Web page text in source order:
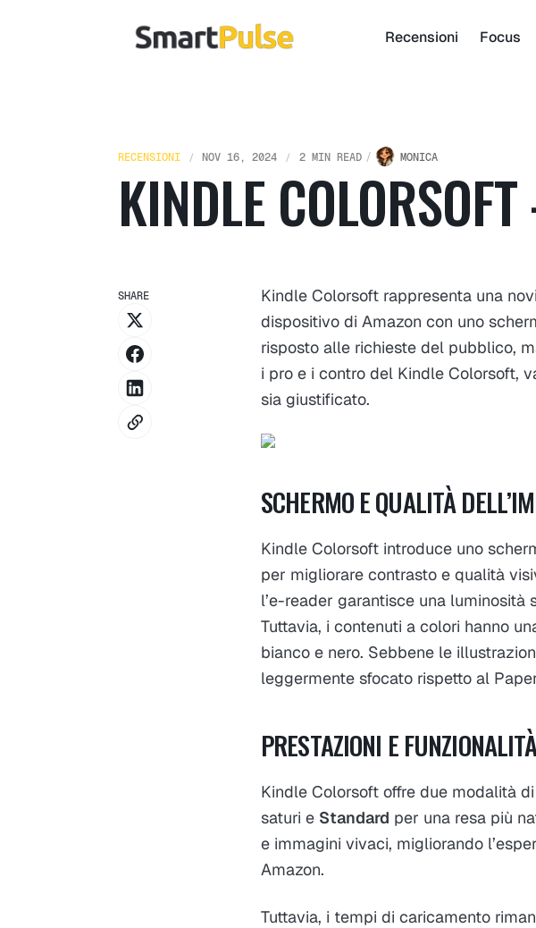
Recensioni Focus
RECENSIONI NOV 16, 2024 2 MIN READ MONICA
KINDLE
Kindle Colorsoft rappresenta una
dispositivo di Amazon con uno
risposto alle richieste del pubblico,
i pro e i contro del Kindle Colorsoft,
sia giustificato.
SCHERMO E QUALITÀ
Kindle Colorsoft introduce uno
per migliorare contrasto e qualità
l’e-reader garantisce una
Tuttavia, i contenuti a colori hanno
bianco e nero. Sebbene le
leggermente sfocato rispetto al
PRESTAZIONI E
Kindle Colorsoft offre due modalità
saturi e Standard per una resa più
e immagini vivaci, migliorando
Amazon.
Tuttavia, i tempi di caricamento
SHARE